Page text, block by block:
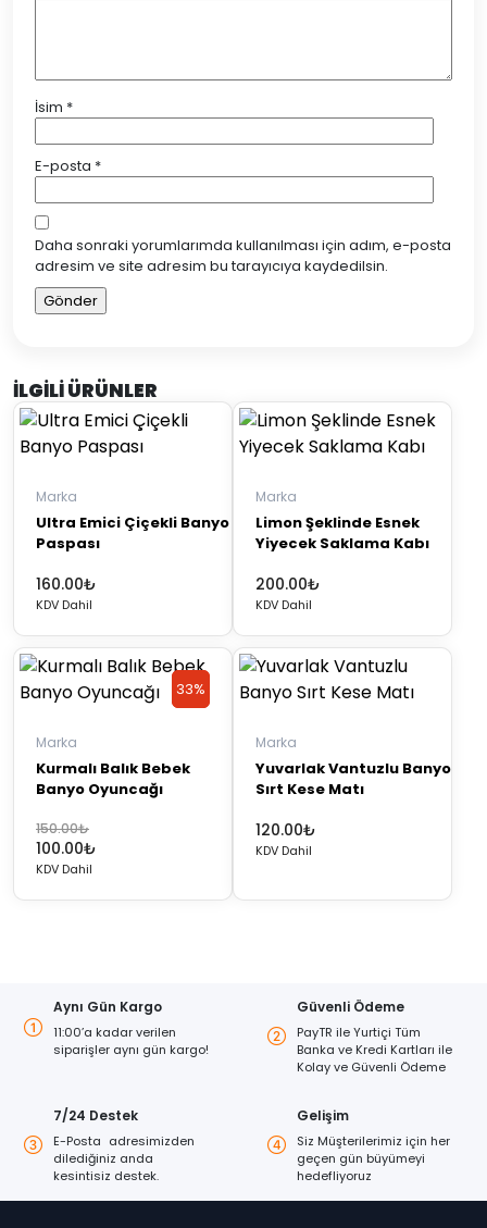
İsim *
E-posta *
Daha sonraki yorumlarımda kullanılması için adım, e-posta
adresim ve site adresim bu tarayıcıya kaydedilsin.
İLGILI ÜRÜNLER
Marka
Ultra Emici Çiçekli Banyo
Paspası
160.00₺
KDV Dahil
Marka
Limon Şeklinde Esnek
Yiyecek Saklama Kabı
200.00₺
KDV Dahil
33%
Marka
Kurmalı Balık Bebek
Banyo Oyuncağı
150.00₺
Orijinal
fiyat:
150.00₺.
100.00₺
Şu
andaki
fiyat:
100.00₺.
KDV Dahil
33%
Marka
Yuvarlak Vantuzlu Banyo
Sırt Kese Matı
120.00₺
KDV Dahil
Aynı Gün Kargo
11:00’a kadar verilen
siparişler aynı gün kargo!
Güvenli Ödeme
PayTR ile Yurtiçi Tüm
Banka ve Kredi Kartları ile
Kolay ve Güvenli Ödeme
7/24 Destek
E-Posta adresimizden
dilediğiniz anda
kesintisiz destek.
Gelişim
Siz Müşterilerimiz için her
geçen gün büyümeyi
hedefliyoruz